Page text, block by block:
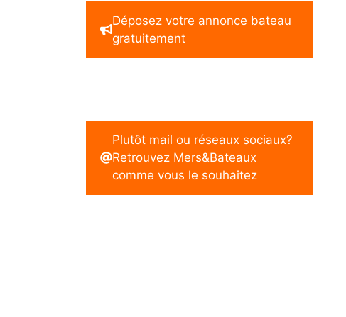
Déposez votre annonce bateau
gratuitement
Plutôt mail ou réseaux sociaux?
Retrouvez Mers&Bateaux
comme vous le souhaitez